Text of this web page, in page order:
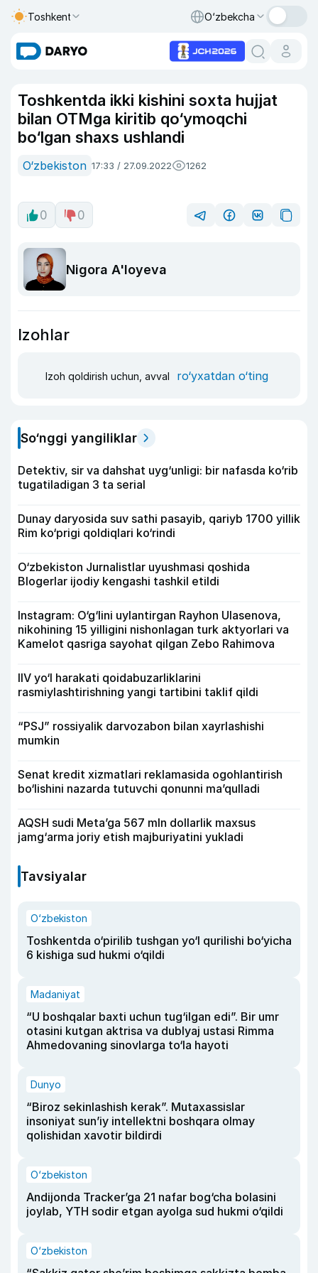
Toshkent O‘zbekcha
Toshkentda ikki kishini soxta hujjat
bilan OTMga kiritib qo‘ymoqchi
bo‘lgan shaxs ushlandi
O‘zbekiston 17:33 / 27.09.2022 1262
0 0
Nigora A'loyeva
Izohlar
Izoh qoldirish uchun, avval ro‘yxatdan o‘ting
So‘nggi yangiliklar
Detektiv, sir va dahshat uyg‘unligi: bir nafasda ko‘rib
tugatiladigan 3 ta serial
Dunay daryosida suv sathi pasayib, qariyb 1700 yillik
Rim ko‘prigi qoldiqlari ko‘rindi
O‘zbekiston Jurnalistlar uyushmasi qoshida
Blogerlar ijodiy kengashi tashkil etildi
Instagram: O‘g‘lini uylantirgan Rayhon Ulasenova,
nikohining 15 yilligini nishonlagan turk aktyorlari va
Kamelot qasriga sayohat qilgan Zebo Rahimova
IIV yo‘l harakati qoidabuzarliklarini
rasmiylashtirishning yangi tartibini taklif qildi
“PSJ” rossiyalik darvozabon bilan xayrlashishi
mumkin
Senat kredit xizmatlari reklamasida ogohlantirish
bo‘lishini nazarda tutuvchi qonunni ma’qulladi
AQSH sudi Meta’ga 567 mln dollarlik maxsus
jamg‘arma joriy etish majburiyatini yukladi
Tavsiyalar
O‘zbekiston
Toshkentda o‘pirilib tushgan yo‘l qurilishi bo‘yicha
6 kishiga sud hukmi o‘qildi
Madaniyat
“U boshqalar baxti uchun tug‘ilgan edi”. Bir umr
otasini kutgan aktrisa va dublyaj ustasi Rimma
Ahmedovaning sinovlarga to‘la hayoti
Dunyo
“Biroz sekinlashish kerak”. Mutaxassislar
insoniyat sun’iy intellektni boshqara olmay
qolishidan xavotir bildirdi
O‘zbekiston
Andijonda Tracker’ga 21 nafar bog‘cha bolasini
joylab, YTH sodir etgan ayolga sud hukmi o‘qildi
O‘zbekiston